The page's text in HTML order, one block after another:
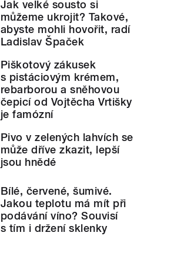
Jak velké sousto si
můžeme ukrojit? Takové,
abyste mohli hovořit, radí
Ladislav Špaček
Piškotový zákusek
s pistáciovým krémem,
rebarborou a sněhovou
čepicí od Vojtěcha Vrtišky
je famózní
Pivo v zelených lahvích se
může dříve zkazit, lepší
jsou hnědé
Bílé, červené, šumivé.
Jakou teplotu má mít při
podávání víno? Souvisí
s tím i držení sklenky